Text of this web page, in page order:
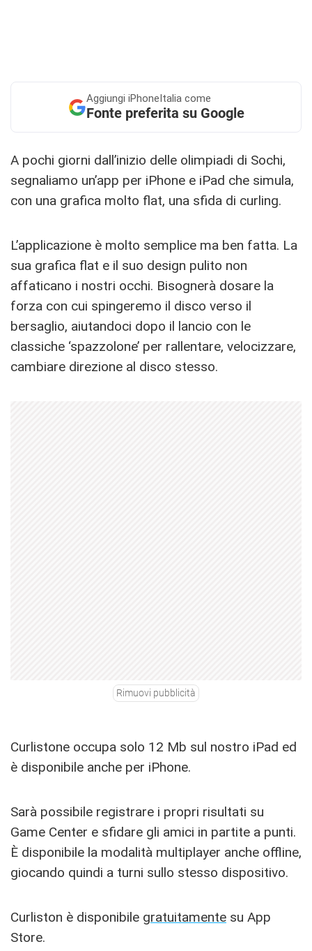
Aggiungi iPhoneItalia come
Fonte preferita su Google
A pochi giorni dall’inizio delle olimpiadi di Sochi,
segnaliamo un’app per iPhone e iPad che simula,
con una grafica molto flat, una sfida di curling.
L’applicazione è molto semplice ma ben fatta. La
sua grafica flat e il suo design pulito non
affaticano i nostri occhi. Bisognerà dosare la
forza con cui spingeremo il disco verso il
bersaglio, aiutandoci dopo il lancio con le
classiche ‘spazzolone’ per rallentare, velocizzare,
cambiare direzione al disco stesso.
Rimuovi pubblicità
Curlistone occupa solo 12 Mb sul nostro iPad ed
è disponibile anche per iPhone.
Sarà possibile registrare i propri risultati su
Game Center e sfidare gli amici in partite a punti.
È disponibile la modalità multiplayer anche offline,
giocando quindi a turni sullo stesso dispositivo.
Curliston è disponibile gratuitamente su App
Store.